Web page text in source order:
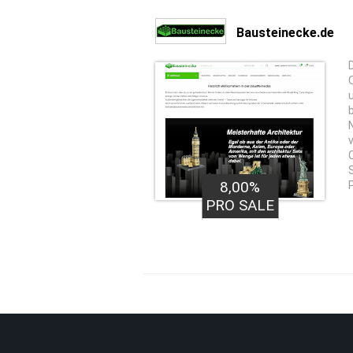
Bausteinecke.de
8,00%
PRO SALE